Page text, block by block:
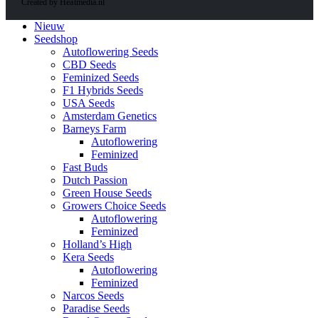
Created by Heatmedia.nl
Nieuw
Seedshop
Autoflowering Seeds
CBD Seeds
Feminized Seeds
F1 Hybrids Seeds
USA Seeds
Amsterdam Genetics
Barneys Farm
Autoflowering
Feminized
Fast Buds
Dutch Passion
Green House Seeds
Growers Choice Seeds
Autoflowering
Feminized
Holland’s High
Kera Seeds
Autoflowering
Feminized
Narcos Seeds
Paradise Seeds